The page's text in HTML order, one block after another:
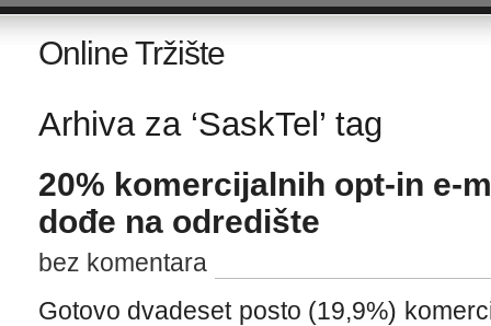
Online Tržište
Arhiva za ‘SaskTel’ tag
20% komercijalnih opt-in e-
dođe na odredište
bez komentara
Gotovo dvadeset posto (19,9%)